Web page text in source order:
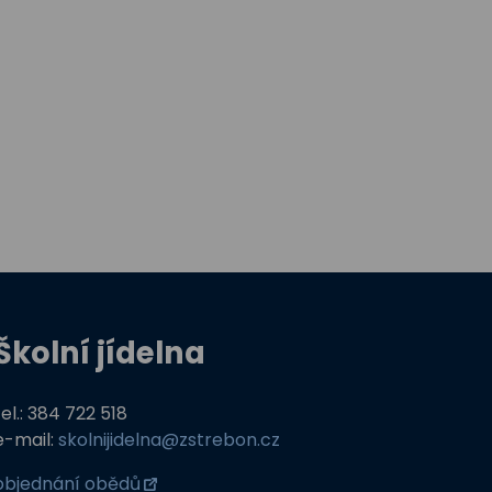
jídelna
384 722 518
mail:skolnijidelna@zstrebon.cz
obědů